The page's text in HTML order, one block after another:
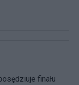
finału